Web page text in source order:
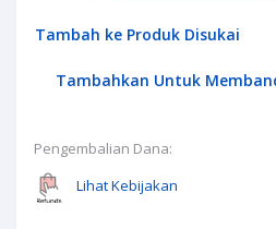
Tambah ke Produk Disukai
Tambahkan Untuk
Pengembalian Dana:
Lihat Kebijakan